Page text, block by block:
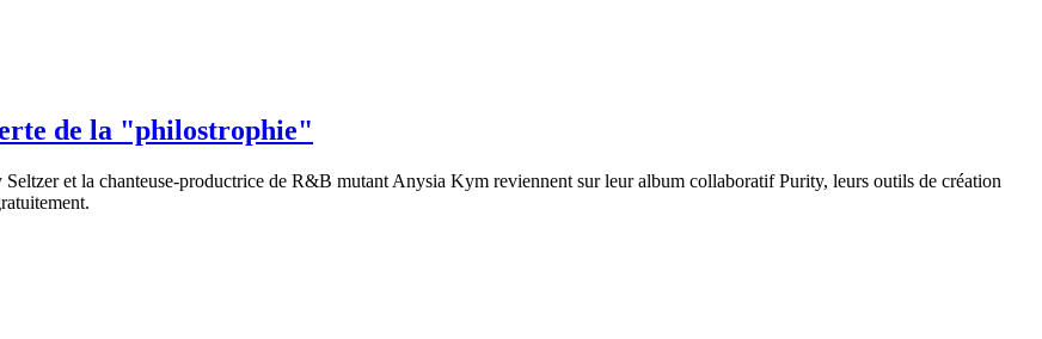
de la "philostrophie"
et la chanteuse-productrice de R&B mutant Anysia Kym reviennent sur leur album collaboratif Purity, leurs outils de création